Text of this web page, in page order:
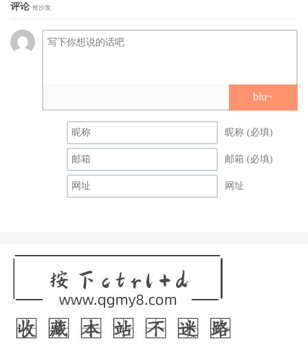
ら(天川空)的名字…
评论 抢沙发
biu~
昵称 (必填)
邮箱 (必填)
网址